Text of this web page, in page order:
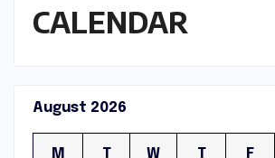
CALENDAR
August 2026
M T W T F